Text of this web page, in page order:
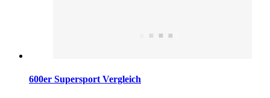
600er Supersport Vergleich